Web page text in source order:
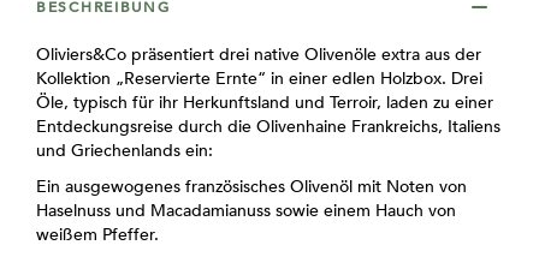
BESCHREIBUNG
Oliviers&Co präsentiert drei native Olivenöle extra aus der
Kollektion „Reservierte Ernte“ in einer edlen Holzbox. Drei
Öle, typisch für ihr Herkunftsland und Terroir, laden zu einer
Entdeckungsreise durch die Olivenhaine Frankreichs, Italiens
und Griechenlands ein:
Ein ausgewogenes französisches Olivenöl mit Noten von
Haselnuss und Macadamianuss sowie einem Hauch von
weißem Pfeffer.